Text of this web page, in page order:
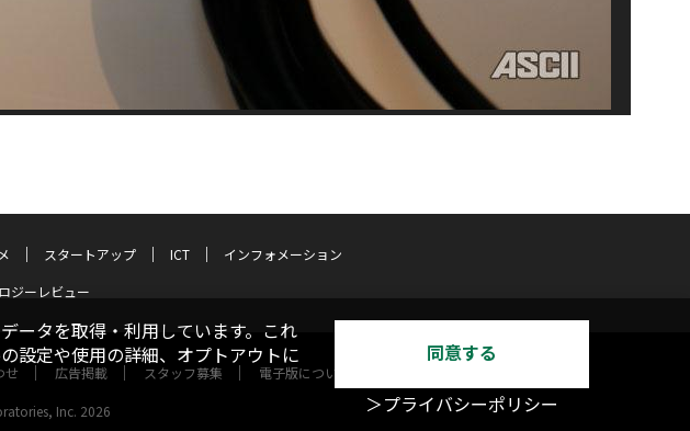
スタートアップ ICT
インフォメーション
ジーレビュー
せ 広告掲載 スタッフ募集 電子版について
Inc. 2026
ータを取得・利用しています。これ
設定や使用の詳細、オプトアウトに
同意する
＞プライバシーポリシー